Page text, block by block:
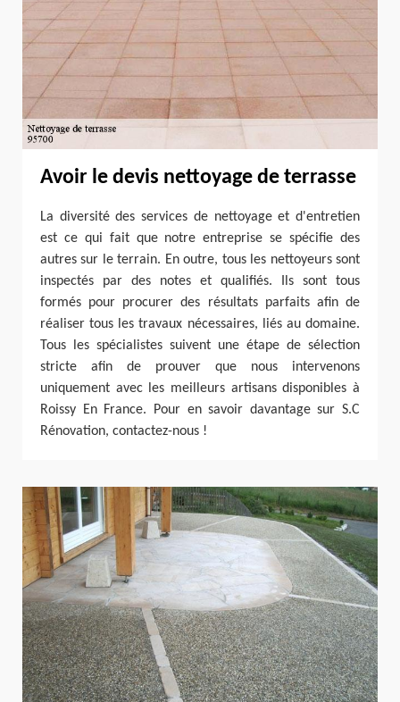
Avoir le devis nettoyage de terrasse
La diversité des services de nettoyage et d'entretien
est ce qui fait que notre entreprise se spécifie des
autres sur le terrain. En outre, tous les nettoyeurs sont
inspectés par des notes et qualifiés. Ils sont tous
formés pour procurer des résultats parfaits afin de
réaliser tous les travaux nécessaires, liés au domaine.
Tous les spécialistes suivent une étape de sélection
stricte afin de prouver que nous intervenons
uniquement avec les meilleurs artisans disponibles à
Roissy En France. Pour en savoir davantage sur S.C
Rénovation, contactez-nous !